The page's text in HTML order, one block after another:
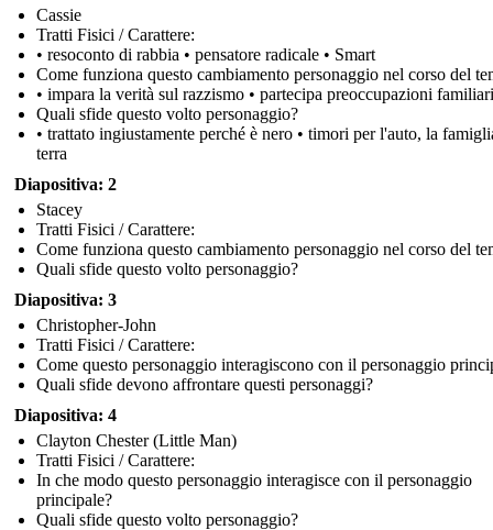
Cassie
Tratti Fisici / Carattere:
• resoconto di rabbia • pensatore radicale • Smart
Come funziona questo cambiamento personaggio nel corso del
• impara la verità sul razzismo • partecipa preoccupazioni familiari
Quali sfide questo volto personaggio?
• trattato ingiustamente perché è nero • timori per l'auto, la
terra
Diapositiva: 2
Stacey
Tratti Fisici / Carattere:
Come funziona questo cambiamento personaggio nel corso del
Quali sfide questo volto personaggio?
Diapositiva: 3
Christopher-John
Tratti Fisici / Carattere:
Come questo personaggio interagiscono con il personaggio
Quali sfide devono affrontare questi personaggi?
Diapositiva: 4
Clayton Chester (Little Man)
Tratti Fisici / Carattere:
In che modo questo personaggio interagisce con il personaggio
principale?
Quali sfide questo volto personaggio?